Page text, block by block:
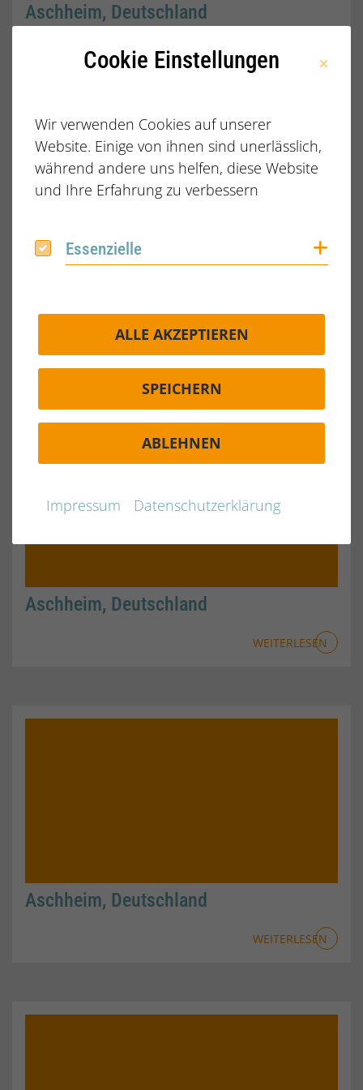
Aschheim, Deutschland
Aschheim, Deutschland
Aschheim, Deutschland
WEITERLESEN
Aschheim, Deutschland
WEITERLESEN
Cookie Einstellungen
Wir verwenden Cookies auf unserer
Website. Einige von ihnen sind unerlässlich,
während andere uns helfen, diese Website
und Ihre Erfahrung zu verbessern
Essenzielle
Essenzielle
ALLE AKZEPTIEREN
SPEICHERN
ABLEHNEN
Impressum Datenschutzerklärung